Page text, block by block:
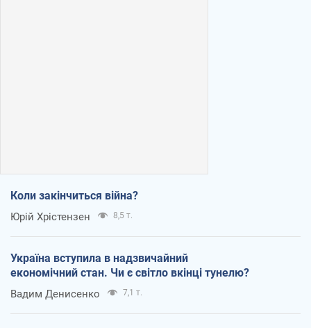
Коли закінчиться війна?
Юрій Хрістензен 8,5 т.
Україна вступила в надзвичайний
економічний стан. Чи є світло вкінці тунелю?
Вадим Денисенко 7,1 т.